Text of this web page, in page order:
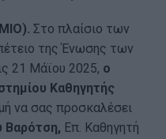
Στο πλαίσιο των
της Ένωσης των
21 Μάϊου 2025, ο
Καθηγητής
να σας προσκαλέσει
Βαρότση, Επ. Καθηγητή